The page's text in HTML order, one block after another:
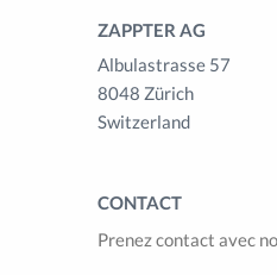
ZAPPTER AG
Albulastrasse 57
8048 Zürich
Switzerland
CONTACT
Prenez contact avec